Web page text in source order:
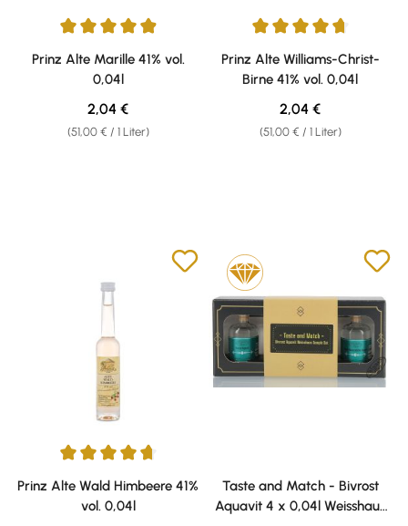
Durchschnittliche Bewertung von 4.89 von 5 Sternen
Prinz Alte Marille 41% vol.
0,04l
(51,00 € / 1 Liter)
Regulärer Preis:
2,04 €
Durchschnittliche Bewertung
Prinz Alte Williams-Christ-
Birne 41% vol. 0,04l
(51,00 € / 1 Liter)
Regulärer Preis:
2,04 €
Durchschnittliche Bewertung von 4.75 von 5 Sternen
Prinz Alte Wald Himbeere 41%
vol. 0,04l
Taste and Match - Bivrost
Aquavit 4 x 0,04l Weisshaus